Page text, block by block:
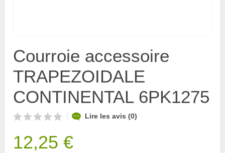
Courroie accessoire
TRAPEZOIDALE
CONTINENTAL 6PK1275
Lire les avis (0)
12,25 €